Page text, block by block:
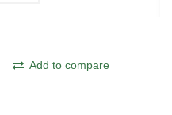
Add to compare